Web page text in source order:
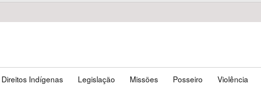
Direitos Indígenas Legislação Missões Posseiro Violência